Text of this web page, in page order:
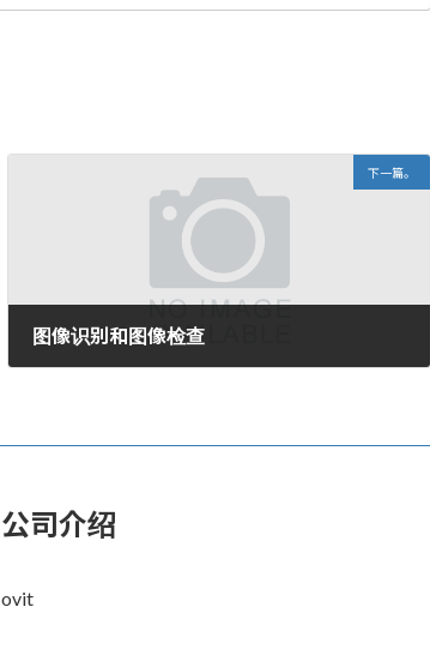
下一篇。
图像识别和图像检查
公司介绍
ovit